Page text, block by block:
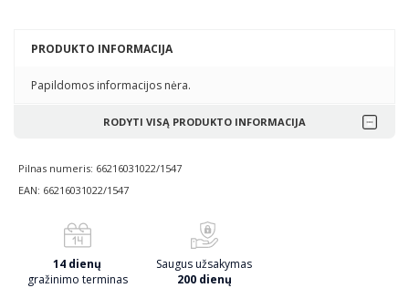
PRODUKTO INFORMACIJA
Papildomos informacijos nėra.
RODYTI VISĄ PRODUKTO INFORMACIJA
Pilnas numeris: 66216031022/1547
EAN: 66216031022/1547
14 dienų
gražinimo terminas
Saugus užsakymas
200 dienų